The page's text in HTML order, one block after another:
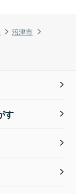
沼津市
す